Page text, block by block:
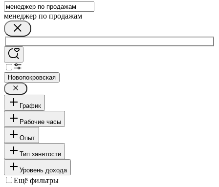
менеджер по продажам
Новопокровская
График
Рабочие часы
Опыт
Тип занятости
Уровень дохода
Ещё фильтры